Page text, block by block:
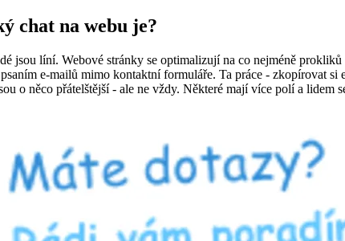
chat na webu je?
jsou líní. Webové stránky se optimalizují na co nejméně
e-mailů mimo kontaktní formuláře. Ta práce - zkopírovat
o něco přátelštější - ale ne vždy. Některé mají více polí a